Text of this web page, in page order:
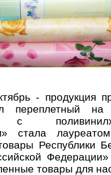
- продукция
переплетный на
стала
Республики
товары для